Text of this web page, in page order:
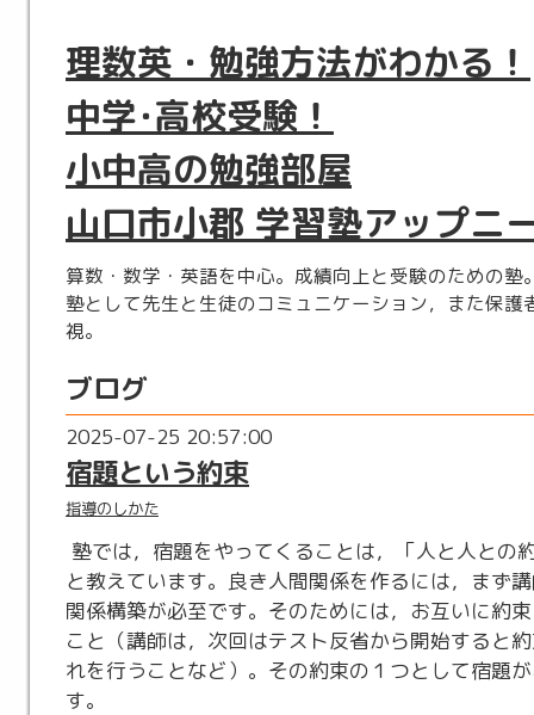
理数英・勉強方法がわかる！
中学･高校受験！
小中高の勉強部屋
山口市小郡 学習塾アップニ
算数・数学・英語を中心。成績向上と受験のための塾
塾として先生と生徒のコミュニケーション，また保護
視。
ブログ
2025-07-25 20:57:00
宿題という約束
指導のしかた
塾では，宿題をやってくることは，「人と人との
と教えています。良き人間関係を作るには，まず
関係構築が必至です。そのためには，お互いに約
こと（講師は，次回はテスト反省から開始すると
れを行うことなど）。その約束の１つとして宿題
す。